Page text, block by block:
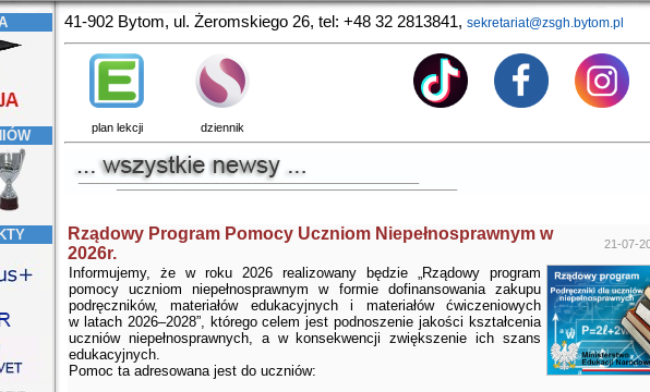
41-902 Bytom, ul. Żeromskiego 26, tel: +48 32 2813841, sekretariat@zsgh.bytom.pl
plan lekcji dziennik
Rządowy Program Pomocy Uczniom Niepełnosprawnym w
2026r.
21-07-
Informujemy, że w roku 2026 realizowany będzie „Rządowy program
pomocy uczniom niepełnosprawnym w formie dofinansowania zakupu
podręczników, materiałów edukacyjnych i materiałów ćwiczeniowych
w latach 2026–2028”, którego celem jest podnoszenie jakości kształcenia
uczniów niepełnosprawnych, a w konsekwencji zwiększenie ich szans
edukacyjnych.
Pomoc ta adresowana jest do uczniów: